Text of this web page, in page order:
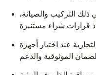
ذلك التركيب والصيانة،
عند اختيار أجهزة